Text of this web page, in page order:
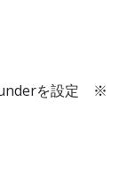
を設定 ※